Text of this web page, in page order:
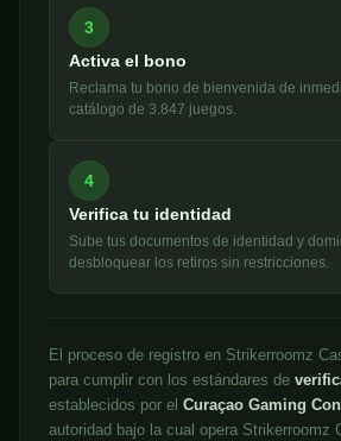
3
Activa el bono
Reclama tu bono de bienvenida de
catálogo de 3.847 juegos.
4
Verifica tu identidad
Sube tus documentos de identidad y
desbloquear los retiros sin restricciones.
El proceso de registro en Strikerroomz
para cumplir con los estándares de
establecidos por el Curaçao Gaming
autoridad bajo la cual opera Strikerroomz